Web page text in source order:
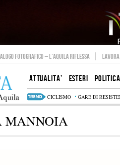
FOTOGRAFICO – L’AQUILA RIFLESSA
ATTUALITA’ ESTERI POLITICA
CICLISMO GARE DI
MANNOIA